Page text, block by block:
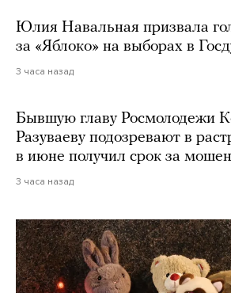
Юлия Навальная призвала
за «Яблоко» на выборах в
3 часа назад
Бывшую главу Росмолодежи
Разуваеву подозревают в
в июне получил срок за
3 часа назад